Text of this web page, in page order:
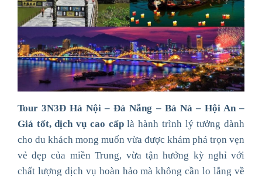
Tour 3N3Đ Hà Nội – Đà Nẵng – Bà Nà – Hội An –
Giá tốt, dịch vụ cao cấplà hành trình lý tưởng dành
cho du khách mong muốn vừa được khám phá trọn vẹn
vẻ đẹp của miền Trung, vừa tận hưởng kỳ nghỉ với
chất lượng dịch vụ hoàn hảo mà không cần lo lắng về